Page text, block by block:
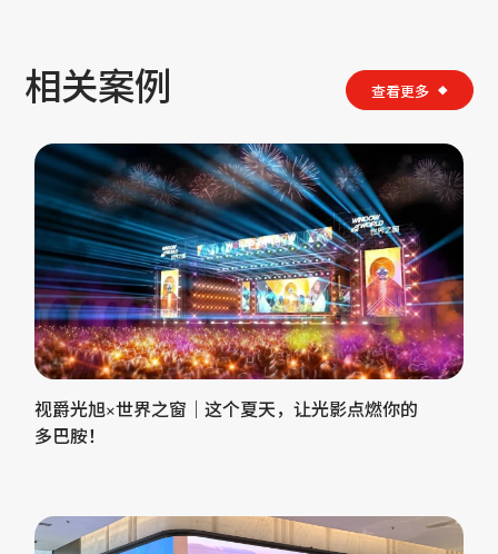
相关案例 查看更多
视爵光旭×世界之窗｜这个夏天，让光影点燃你的
多巴胺！